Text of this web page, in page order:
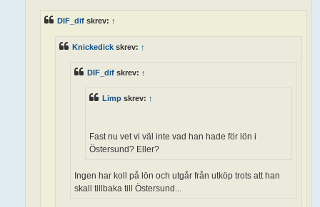
DIF_dif skrev: ↑
Knickedick skrev: ↑
DIF_dif skrev: ↑
Limp skrev: ↑
Fast nu vet vi väl inte vad han hade för lön i
Östersund? Eller?
Ingen har koll på lön och utgår från utköp trots att han
skall tillbaka till Östersund...